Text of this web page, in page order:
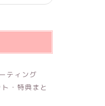
ティング
・特典まと